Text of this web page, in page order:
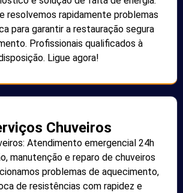
resolvemos rapidamente problemas
para garantir a restauração segura
Profissionais qualificados à
Ligue agora!
Chuveiros
Atendimento emergencial 24h
manutenção e reparo de chuveiros
problemas de aquecimento,
de resistências com rapidez e